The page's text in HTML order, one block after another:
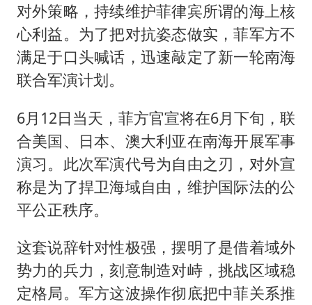
对外策略，持续维护菲律宾所谓的海上核
心利益。为了把对抗姿态做实，菲军方不
满足于口头喊话，迅速敲定了新一轮南海
联合军演计划。
6月12日当天，菲方官宣将在6月下旬，联
合美国、日本、澳大利亚在南海开展军事
演习。此次军演代号为自由之刃，对外宣
称是为了捍卫海域自由，维护国际法的公
平公正秩序。
这套说辞针对性极强，摆明了是借着域外
势力的兵力，刻意制造对峙，挑战区域稳
定格局。军方这波操作彻底把中菲关系推